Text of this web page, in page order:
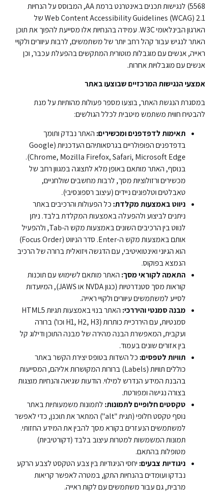
5568) לנגישות תכנים באינטרנט ברמת AA, המבוסס על הנחיות
Web Content Accessibility Guidelines (WCAG) 2.1 של
הארגון הבינלאומי W3C. עמידה בהנחיות אלו מסייעת להפוך את תוכן
האתר לנגיש עבור קהל רחב יותר של משתמשים, לרבות עיוורים ולקויי
ראייה, אנשים עם מוגבלות מוטורית המתקשים בהפעלת עכבר, וכן
אנשים עם מוגבלויות אחרות.
אמצעי הנגישות המרכזיים שבוצעו באתר
במסגרת הנגשת האתר, בוצעו מספר פעולות מהותיות על מנת
להבטיח חווית משתמש מיטבית לכלל הגולשים:
תאימות לדפדפנים ומכשירים: האתר נבדק ותומך
בדפדפנים הפופולריים בגרסאותיהם העדכניות (Google
Chrome, Mozilla Firefox, Safari, Microsoft Edge).
בנוסף, האתר מותאם באופן מלא לתצוגה במגוון רחב של
מכשירים ורזולוציות מסך, לרבות מחשבים שולחניים,
טאבלטים וטלפונים ניידים (עיצוב רספונסיבי).
ניווט באמצעות מקלדת: כל הפעולות והרכיבים באתר
ניתנים לביצוע ולהפעלה באמצעות המקלדת בלבד. ניתן
לנווט בין הרכיבים השונים באמצעות מקש ה-Tab, ולהפעיל
אותם באמצעות מקש ה-Enter. סדר הניווט (Focus Order)
הוא הגיוני ואינטואיטיבי, עם הדגשה ויזואלית ברורה של הרכיב
הנמצא בפוקוס.
התאמה לקוראי מסך: האתר מותאם לשימוש עם תוכנות
קוראות מסך סטנדרטיות (כגון NVDA או JAWS), המיועדות
לסייע למשתמשים עיוורים ולקויי ראייה.
מבנה סמנטי והיררכי:
האתר בנוי באמצעות תגיות HTML5
סמנטיות, עם היררכיית כותרות (H1, H2, H3 וכו') ברורה
ועקבית, המאפשרת הבנה מהירה של מבנה התוכן ודילוג קל
בין אזורים שונים בעמוד.
תוויות לטפסים: כל השדות בטופס יצירת הקשר באתר
כוללים תוויות (Labels) ברורות המקושרות אליהם, המסייעות
בהבנת המידע הנדרש למילוי. הודעות שגיאה והנחיות מוצגות
בצורה נגישה ומפורטת.
טקסטים חלופיים לתמונות: לתמונות משמעותיות באתר
נוסף טקסט חלופי (תגית "alt") המתאר את תוכנן, כדי לאפשר
למשתמשים הנעזרים בקורא מסך להבין את המידע החזותי.
תמונות המשמשות למטרות עיצוב בלבד (דקורטיביות)
מטופלות בהתאם.
ניגודיות צבעים: יחסי הניגודיות בין צבע הטקסט לצבע הרקע
נבדקו ועומדים בהנחיות התקן, במטרה לאפשר קריאות
מרבית, גם עבור משתמשים עם לקות ראייה.